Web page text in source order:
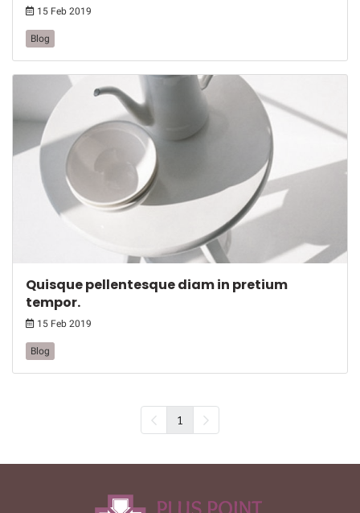
15 Feb 2019
Blog
Quisque pellentesque diam in pretium
tempor.
15 Feb 2019
Blog
1